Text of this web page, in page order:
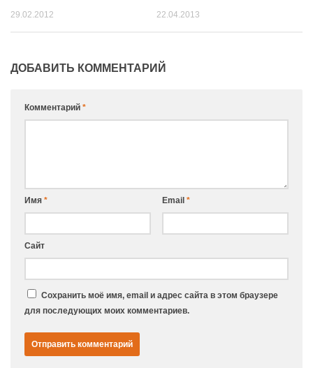
29.02.2012 22.04.2013
ДОБАВИТЬ КОММЕНТАРИЙ
Комментарий *
Имя * Email *
Сайт
Сохранить моё имя, email и адрес сайта в этом браузере
для последующих моих комментариев.